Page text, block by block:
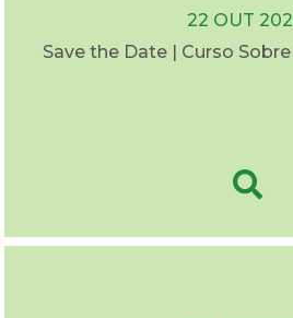
22 OUT
Save the Date | Curso